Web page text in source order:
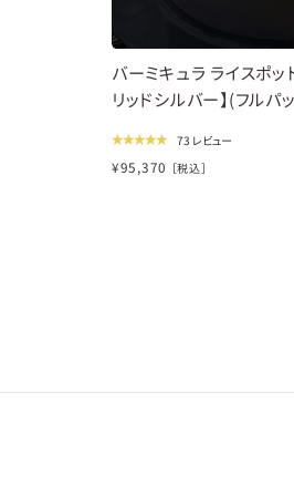
バーミキュラ ライスポッ
リッドシルバー】(フルパ
73 レビュー
¥95,370 ［税込］